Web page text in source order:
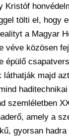
Kristóf
tölti el, hogy
a Magyar
véve közösen
épülő
láthatják majd
haditechnikai
szemléletben
amely a
gyorsan hadra